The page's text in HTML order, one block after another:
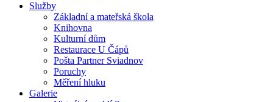
Služby
Základní a mateřská škola
Knihovna
Kulturní dům
Restaurace U Čápů
Pošta Partner Sviadnov
Poruchy
Měření hluku
Galerie